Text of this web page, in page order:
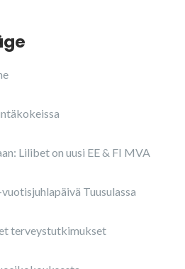
Lilibet on uusi EE & FI MVA
Tuusulassa
terveystutkimukset